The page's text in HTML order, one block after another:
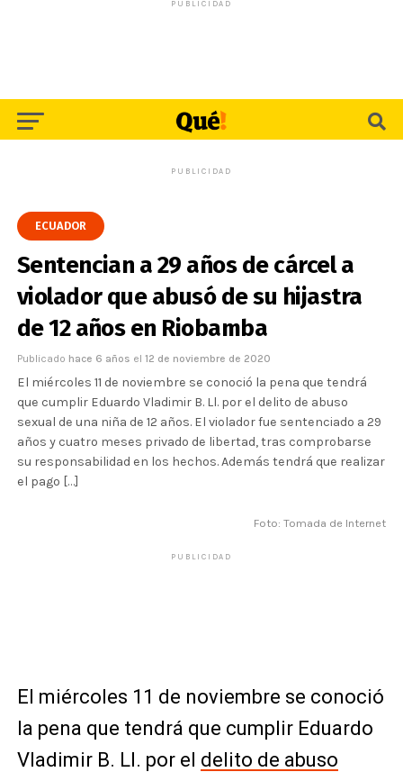
PUBLICIDAD
PUBLICIDAD
ECUADOR
Sentencian a 29 años de cárcel a
violador que abusó de su hijastra
de 12 años en Riobamba
Publicado hace 6 años el 12 de noviembre de 2020
El miércoles 11 de noviembre se conoció la pena que tendrá
que cumplir Eduardo Vladimir B. Ll. por el delito de abuso
sexual de una niña de 12 años. El violador fue sentenciado a 29
años y cuatro meses privado de libertad, tras comprobarse
su responsabilidad en los hechos. Además tendrá que realizar
el pago […]
Foto: Tomada de Internet
PUBLICIDAD
El miércoles 11 de noviembre se conoció
la pena que tendrá que cumplir Eduardo
Vladimir B. Ll. por el delito de abuso